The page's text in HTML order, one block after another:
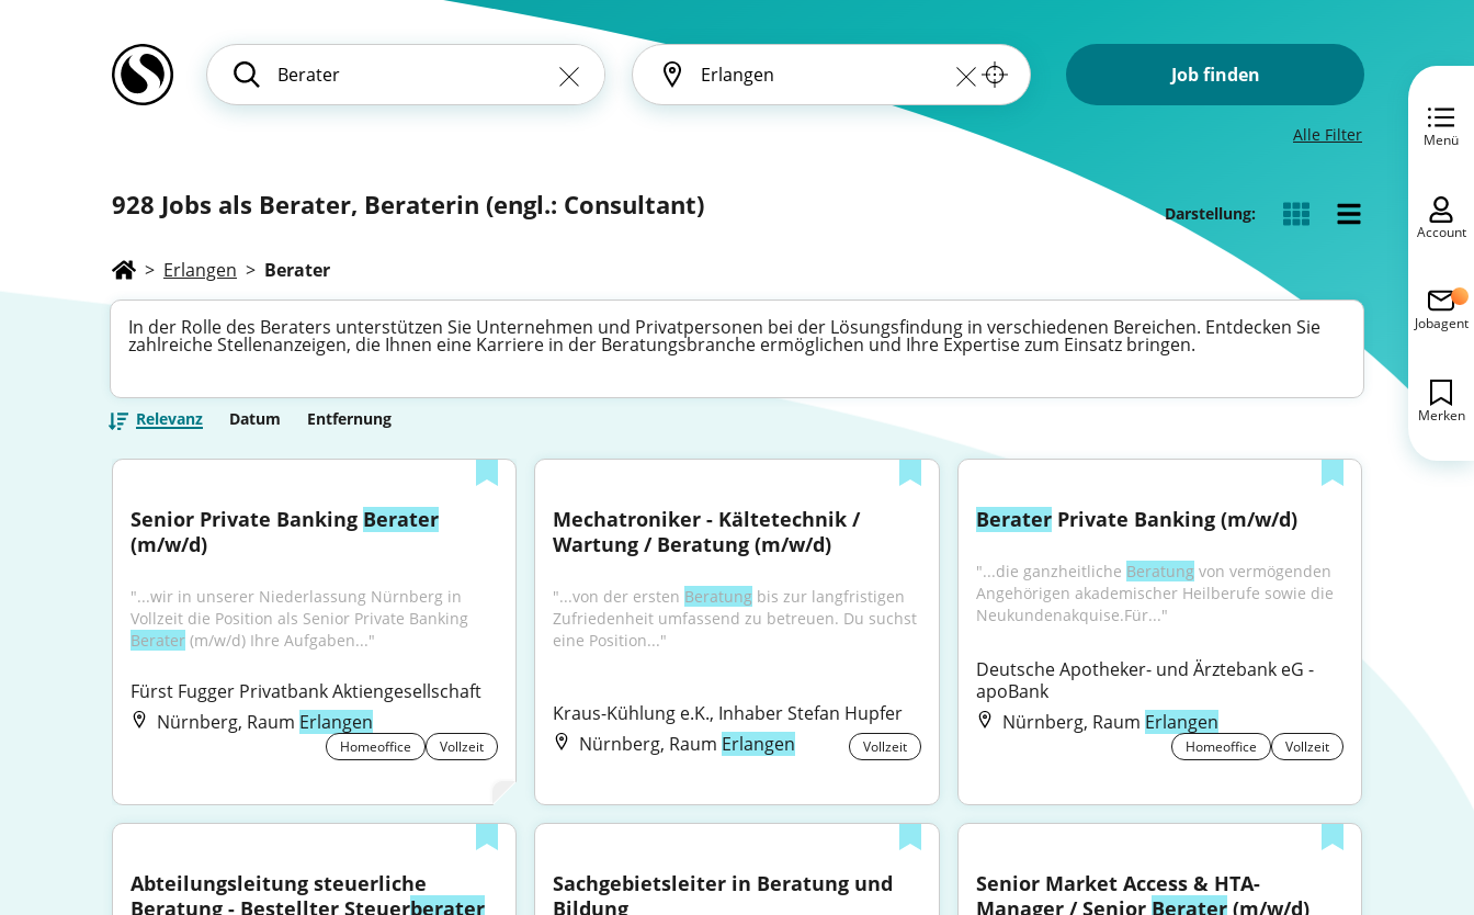
Job finden
Alle Filter
928 Jobs als Berater, Beraterin (engl.: Consultant) Darstellung:
> Erlangen > Berater
In der Rolle des Beraters unterstützen Sie Unternehmen und Privatpersonen bei der Lösungsfindung in verschiedenen Bereichen. Entdecken Sie
zahlreiche Stellenanzeigen, die Ihnen eine Karriere in der Beratungsbranche ermöglichen und Ihre Expertise zum Einsatz bringen.
Relevanz Datum Entfernung
Senior Private Banking Berater
(m/w/d)
"...wir in unserer Niederlassung Nürnberg in
Berater (m/w/d) Ihre Aufgaben..."
Fürst Fugger Privatbank Aktiengesellschaft
Nürnberg, Raum Erlangen
Homeoffice Vollzeit
Mechatroniker - Kältetechnik /
Wartung / Beratung (m/w/d)
"...von der ersten Beratung bis zur langfristigen
Zufriedenheit umfassend zu betreuen. Du suchst
eine Position..."
Kraus-Kühlung e.K., Inhaber Stefan Hupfer
Nürnberg, Raum Erlangen Vollzeit
Berater Private Banking (m/w/d)
"...die ganzheitliche Beratung von vermögenden
Angehörigen akademischer Heilberufe sowie die
Neukundenakquise.Für..."
Deutsche Apotheker- und Ärztebank eG -
apoBank
Nürnberg, Raum Erlangen
Homeoffice Vollzeit
Abteilungsleitung steuerliche
Beratung - Bestellter Steuerberater
Sachgebietsleiter in Beratung und
Bildung
Senior Market Access & HTA-
Manager / Senior Berater (m/w/d)
Menü
Account
Jobagent
Merken